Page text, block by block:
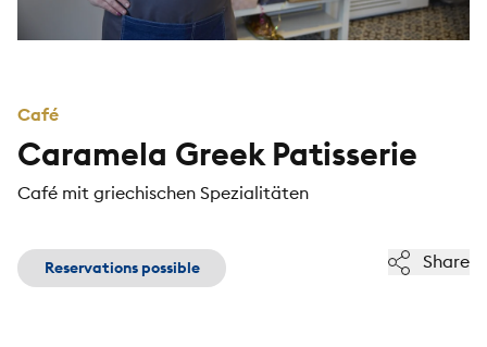
Café
Caramela Greek Patisserie
Café mit griechischen Spezialitäten
Reservations possible Share